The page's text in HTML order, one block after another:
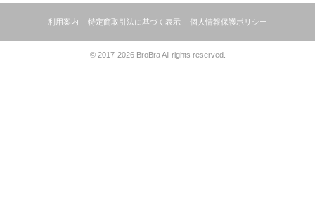
利用案内 特定商取引法に基づく表示 個人情報保護ポリシー
© 2017-2026 BroBra All rights reserved.